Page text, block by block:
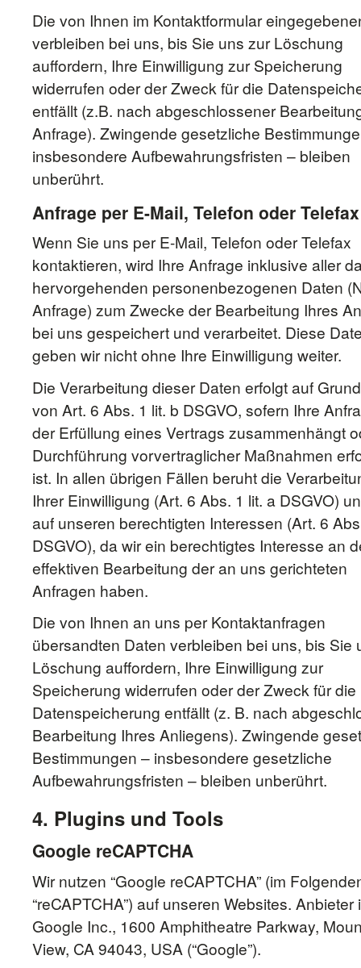
Die von Ihnen im Kontaktformular
verbleiben bei uns, bis Sie uns zur Löschung
auffordern, Ihre Einwilligung zur Speicherung
widerrufen oder der Zweck für die
entfällt (z.B. nach abgeschlossener
Anfrage). Zwingende gesetzliche
insbesondere Aufbewahrungsfristen – bleiben
unberührt.
Anfrage per E-Mail, Telefon oder Telefax
Wenn Sie uns per E-Mail, Telefon oder Telefax
kontaktieren, wird Ihre Anfrage inklusive aller
hervorgehenden personenbezogenen Daten
Anfrage) zum Zwecke der Bearbeitung Ihres
bei uns gespeichert und verarbeitet. Diese
geben wir nicht ohne Ihre Einwilligung weiter.
Die Verarbeitung dieser Daten erfolgt auf
von Art. 6 Abs. 1 lit. b DSGVO, sofern Ihre
der Erfüllung eines Vertrags zusammenhängt
Durchführung vorvertraglicher Maßnahmen
ist. In allen übrigen Fällen beruht die
Ihrer Einwilligung (Art. 6 Abs. 1 lit. a DSGVO)
auf unseren berechtigten Interessen (Art. 6
DSGVO), da wir ein berechtigtes Interesse an
effektiven Bearbeitung der an uns gerichteten
Anfragen haben.
Die von Ihnen an uns per Kontaktanfragen
übersandten Daten verbleiben bei uns, bis Sie
Löschung auffordern, Ihre Einwilligung zur
Speicherung widerrufen oder der Zweck für die
Datenspeicherung entfällt (z. B. nach
Bearbeitung Ihres Anliegens). Zwingende
Bestimmungen – insbesondere gesetzliche
Aufbewahrungsfristen – bleiben unberührt.
4. Plugins und Tools
Google reCAPTCHA
Wir nutzen “Google reCAPTCHA” (im
“reCAPTCHA”) auf unseren Websites. Anbieter
Google Inc., 1600 Amphitheatre Parkway,
View, CA 94043, USA (“Google”).